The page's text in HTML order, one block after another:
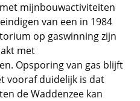
mijnbouwactiviteiten
van een in 1984
op gaswinning zijn
met
Opsporing van gas blijft
vooraf duidelijk is dat
de Waddenzee kan